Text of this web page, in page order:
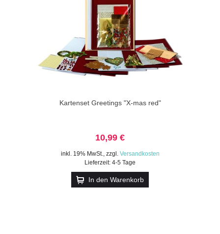
Kartenset Greetings "X-mas red"
10,99 €
inkl. 19% MwSt., zzgl. Versandkosten
Lieferzeit: 4-5 Tage
In den Warenkorb